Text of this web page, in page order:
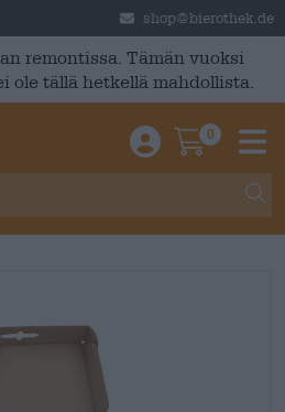
shop@bierothek.de
remontissa. Tämän vuoksi
ole tällä hetkellä mahdollista.
Einloggen /
0